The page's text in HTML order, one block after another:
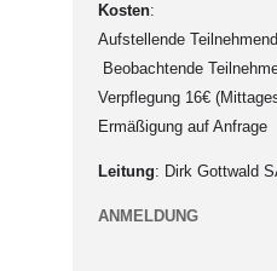
Kosten:
Aufstellende
Beobachtende
Verpflegung 16€
Ermäßigung auf Anfrage
Leitung: Dirk Gottwald
ANMELDUNG